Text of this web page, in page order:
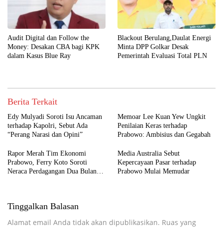
Audit Digital dan Follow the
Money: Desakan CBA bagi KPK
dalam Kasus Blue Ray
Blackout Berulang,Daulat Energi
Minta DPP Golkar Desak
Pemerintah Evaluasi Total PLN
Berita Terkait
Edy Mulyadi Soroti Isu Ancaman
terhadap Kapolri, Sebut Ada
“Perang Narasi dan Opini”
Memoar Lee Kuan Yew Ungkit
Penilaian Keras terhadap
Prabowo: Ambisius dan Gegabah
Rapor Merah Tim Ekonomi
Prabowo, Ferry Koto Soroti
Neraca Perdagangan Dua Bulan
Media Australia Sebut
Kepercayaan Pasar terhadap
Prabowo Mulai Memudar
Tinggalkan Balasan
Alamat email Anda tidak akan dipublikasikan. Ruas yang